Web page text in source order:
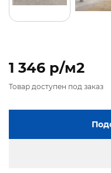
1 346 p/м2
Товар доступен под заказ